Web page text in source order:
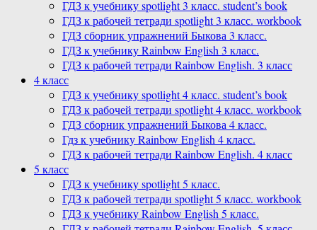
ГДЗ к учебнику spotlight 3 класс. student’s book
ГДЗ к рабочей тетради spotlight 3 класс. workbook
ГДЗ сборник упражнений Быкова 3 класс.
ГДЗ к учебнику Rainbow English 3 класс.
ГДЗ к рабочей тетради Rainbow English. 3 класс
4 класс
ГДЗ к учебнику spotlight 4 класс. student’s book
ГДЗ к рабочей тетради spotlight 4 класс. workbook
ГДЗ сборник упражнений Быкова 4 класс.
Гдз к учебнику Rainbow English 4 класс.
ГДЗ к рабочей тетради Rainbow English. 4 класс
5 класс
ГДЗ к учебнику spotlight 5 класс.
ГДЗ к рабочей тетради spotlight 5 класс. workbook
ГДЗ к учебнику Rainbow English 5 класс.